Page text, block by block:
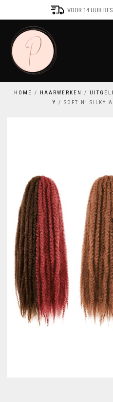
VOOR 14 UUR
HOME / HAARWERKEN /
Y / SOFT N’ SILKY